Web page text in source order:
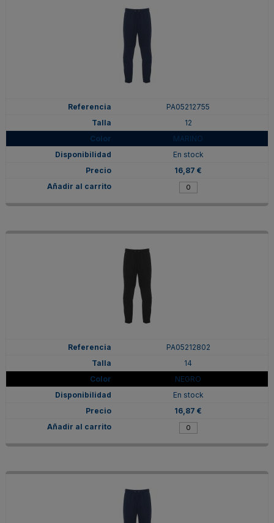
PA05212755
12
MARINO
En stock
16,87 €
PA05212802
14
NEGRO
En stock
16,87 €